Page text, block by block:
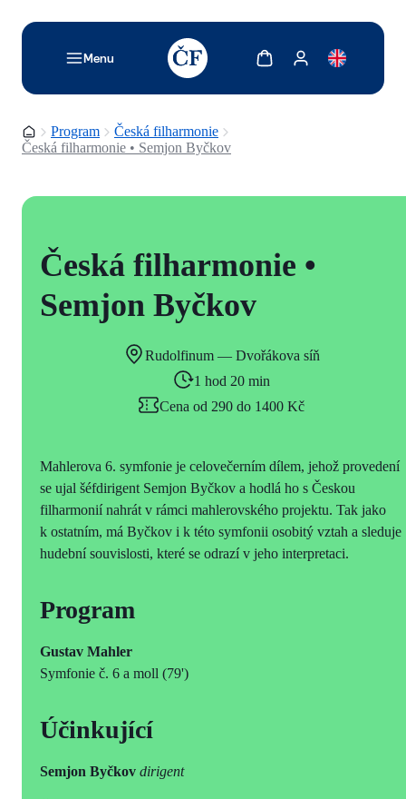
Menu
TODO: Add description for reader
Zobrazit košíkZobrazit můj účet
Domovská stránka
Program
Česká filharmonie
Česká filharmonie • Semjon Byčkov
Česká filharmonie •
Semjon Byčkov
Rudolfinum — Dvořákova síň
1 hod 20 min
Cena od 290 do 1400 Kč
Mahlerova 6. symfonie je celovečerním dílem, jehož provedení
se ujal šéfdirigent Semjon Byčkov a hodlá ho s Českou
filharmonií nahrát v rámci mahlerovského projektu. Tak jako
k ostatním, má Byčkov i k této symfonii osobitý vztah a sleduje
hudební souvislosti, které se odrazí v jeho interpretaci.
Program
Gustav Mahler
Symfonie č. 6 a moll (79')
Účinkující
Semjon Byčkov dirigent